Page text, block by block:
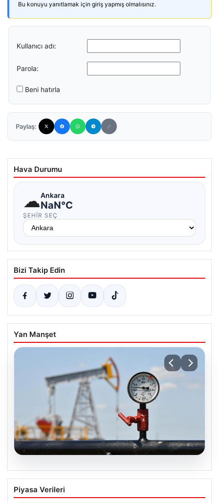
Bu konuyu yanıtlamak için giriş yapmış olmalısınız.
Kullanıcı adı:
Parola:
Beni hatırla
Paylaş:
Hava Durumu
☁Ankara
NaN°C
ŞEHIR SEÇ
Bizi Takip Edin
Yan Manşet
Petrol fiyatları 25 Mayıs: Petrol fiyatları
düştü mü, ne kadar oldu? Brent petrol
Piyasa Verileri